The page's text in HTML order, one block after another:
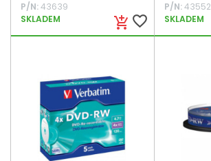
add_shopping_cart favorite_border
P/N:43639
SKLADEM
P/N:43552
SKLADEM